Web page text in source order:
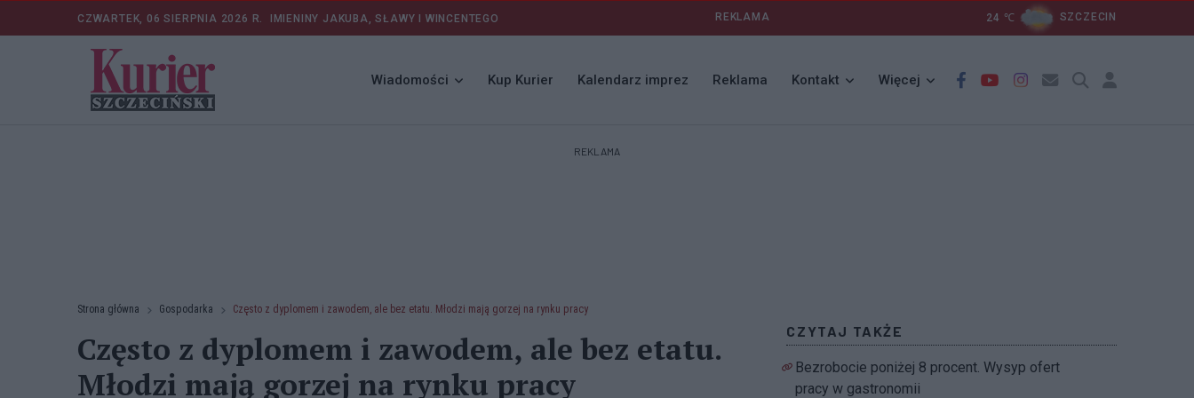
CZWARTEK, 06 SIERPNIA 2026 R. IMIENINY JAKUBA, SŁAWY I WINCENTEGO REKLAMA 24 ℃ SZCZECIN
Wiadomości Kup Kurier Kalendarz imprez Reklama Kontakt Więcej
REKLAMA
Strona główna Gospodarka Często z dyplomem i zawodem, ale bez etatu. Młodzi mają gorzej na rynku pracy
Często z dyplomem i zawodem, ale bez etatu.
Młodzi mają gorzej na rynku pracy
CZYTAJ TAKŻE
Bezrobocie poniżej 8 procent. Wysyp ofert
pracy w gastronomii